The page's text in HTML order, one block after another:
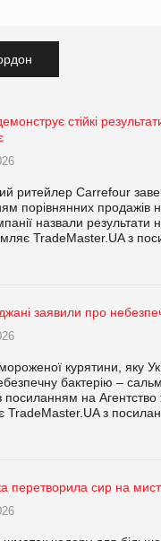
стійкі
ритейлер Carrefour
порівнянних продажів
назвали результати
TradeMaster.UA з
заявили про
курятини, яку
бактерію –
посиланням на Агентство
TradeMaster.UA з
перетворила сир на